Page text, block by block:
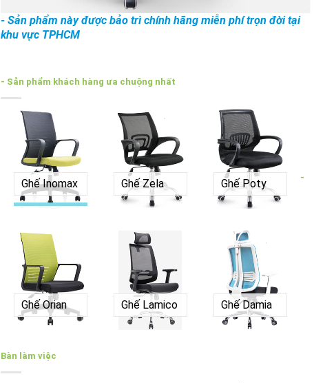
- Sản phẩm này được bảo trì chính hãng miễn phí trọn đời tại
khu vực TPHCM
- Sản phẩm khách hàng ưa chuộng nhất
Ghế Inomax Ghế Zela Ghế Poty
Ghế Orian Ghế Lamico Ghế Damia
-
Bàn làm việc